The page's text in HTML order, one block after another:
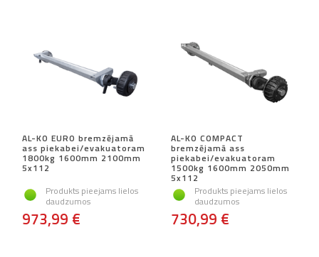
AL-KO EURO bremzējamā
ass piekabei/evakuatoram
1800kg 1600mm 2100mm
5x112
Produkts pieejams lielos
daudzumos
973,99 €
AL-KO COMPACT
bremzējamā ass
piekabei/evakuatoram
1500kg 1600mm 2050mm
5x112
Produkts pieejams lielos
daudzumos
730,99 €